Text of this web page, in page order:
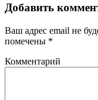
Добавить
Ваш адрес email не
помечены *
Комментарий